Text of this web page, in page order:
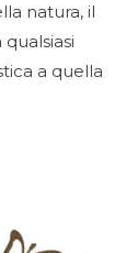
natura, il
a quella